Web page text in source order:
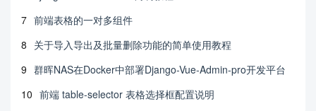
7 前端表格的一对多组件
8 关于导入导出及批量删除功能的简单使用教程
9 群晖NAS在Docker中部署Django-Vue-Admin-pro开发平台
10 前端 table-selector 表格选择框配置说明